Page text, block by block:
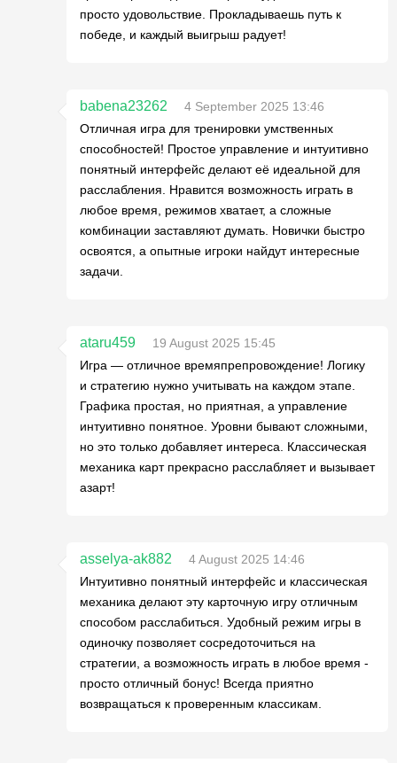
просто удовольствие. Прокладываешь путь к
победе, и каждый выигрыш радует!
babena23262
4 September 2025 13:46
Отличная игра для тренировки умственных
способностей! Простое управление и интуитивно
понятный интерфейс делают её идеальной для
расслабления. Нравится возможность играть в
любое время, режимов хватает, а сложные
комбинации заставляют думать. Новички быстро
освоятся, а опытные игроки найдут интересные
задачи.
ataru459
19 August 2025 15:45
Игра — отличное времяпрепровождение! Логику
и стратегию нужно учитывать на каждом этапе.
Графика простая, но приятная, а управление
интуитивно понятное. Уровни бывают сложными,
но это только добавляет интереса. Классическая
механика карт прекрасно расслабляет и вызывает
азарт!
asselya-ak882
4 August 2025 14:46
Интуитивно понятный интерфейс и классическая
механика делают эту карточную игру отличным
способом расслабиться. Удобный режим игры в
одиночку позволяет сосредоточиться на
стратегии, а возможность играть в любое время -
просто отличный бонус! Всегда приятно
возвращаться к проверенным классикам.